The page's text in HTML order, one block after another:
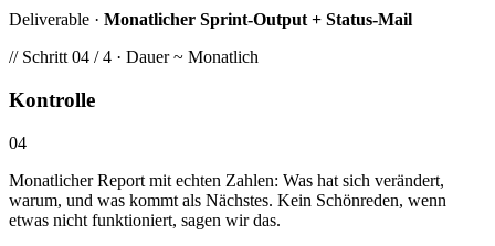
Deliverable · Monatlicher Sprint-Output + Status-Mail
// Schritt 04 / 4 · Dauer ~ Monatlich
Kontrolle
04
Monatlicher Report mit echten Zahlen: Was hat sich verändert,
warum, und was kommt als Nächstes. Kein Schönreden, wenn
etwas nicht funktioniert, sagen wir das.